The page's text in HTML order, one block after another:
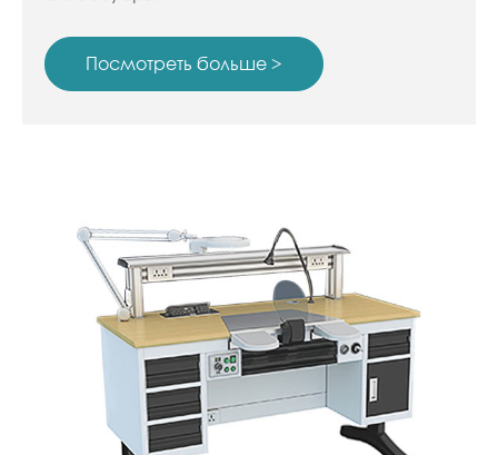
Посмотреть больше >